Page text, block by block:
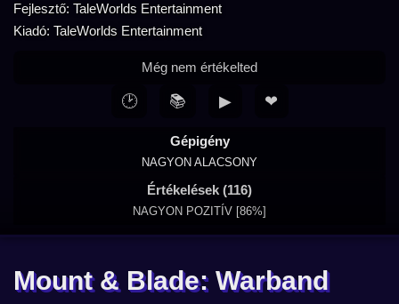
Fejlesztő: TaleWorlds Entertainment
Kiadó: TaleWorlds Entertainment
Gépigény
NAGYON ALACSONY
Értékelések (116)
NAGYON POZITÍV [86%]
Még nem értékelted
🕑 📚 ▶ ❤
Mount & Blade: Warband